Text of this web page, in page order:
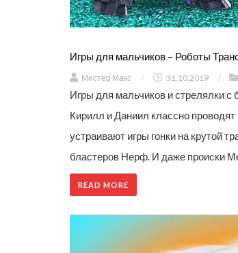
Игры для мальчиков – Роботы
Мистер Макс / 31.10.2019 /
Игры для мальчиков и стрелялки
Кирилл и Даниил классно
устраивают игры гонки на крутой
бластеров Нерф. И даже происки
READ MORE